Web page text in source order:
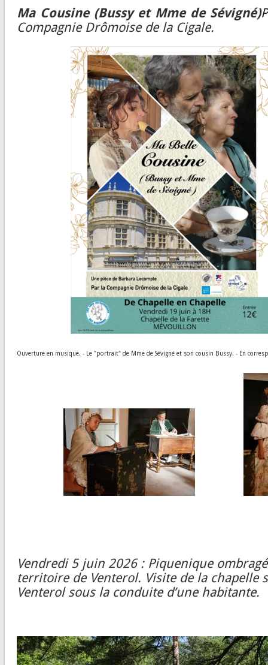
Ma Cousine (Bussy et Mme de Sévigné)
Compagnie Drômoise de la Cigale.
Ouverture en musique. - Le "portrait" de Mme de Sévigné et son cousin Bussy. - En
Vendredi 5 juin 2026 : Piquenique
territoire de Venterol. Visite de la chapelle
Venterol sous la conduite d’une habitante.